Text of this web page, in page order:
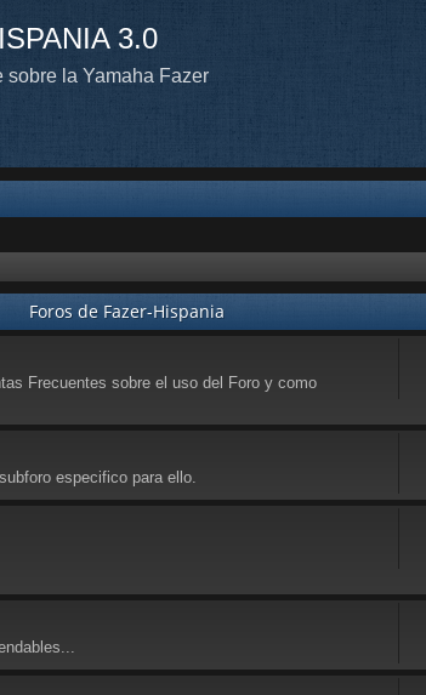
3.0
sobre la Yamaha Fazer
Foros de Fazer-Hispania
Frecuentes sobre el uso del Foro y como
especifico para ello.